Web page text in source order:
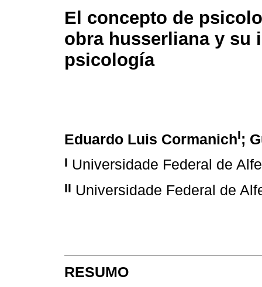
El concepto de
obra husserliana y su
psicología
Eduardo Luis CormanichI;
I Universidade Federal de
II Universidade Federal de
RESUMO